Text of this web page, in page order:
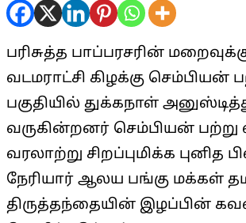
பரிசுத்த பாப்பரசரின்
வடமராட்சி கிழக்கு செம்பியன்
பகுதியில் துக்கநாள்
வருகின்றனர் செம்பியன் பற்று
வரலாற்று சிறப்புமிக்க புனித
நேரியார் ஆலய பங்கு மக்கள்
திருத்தந்தையின் இழப்பின்